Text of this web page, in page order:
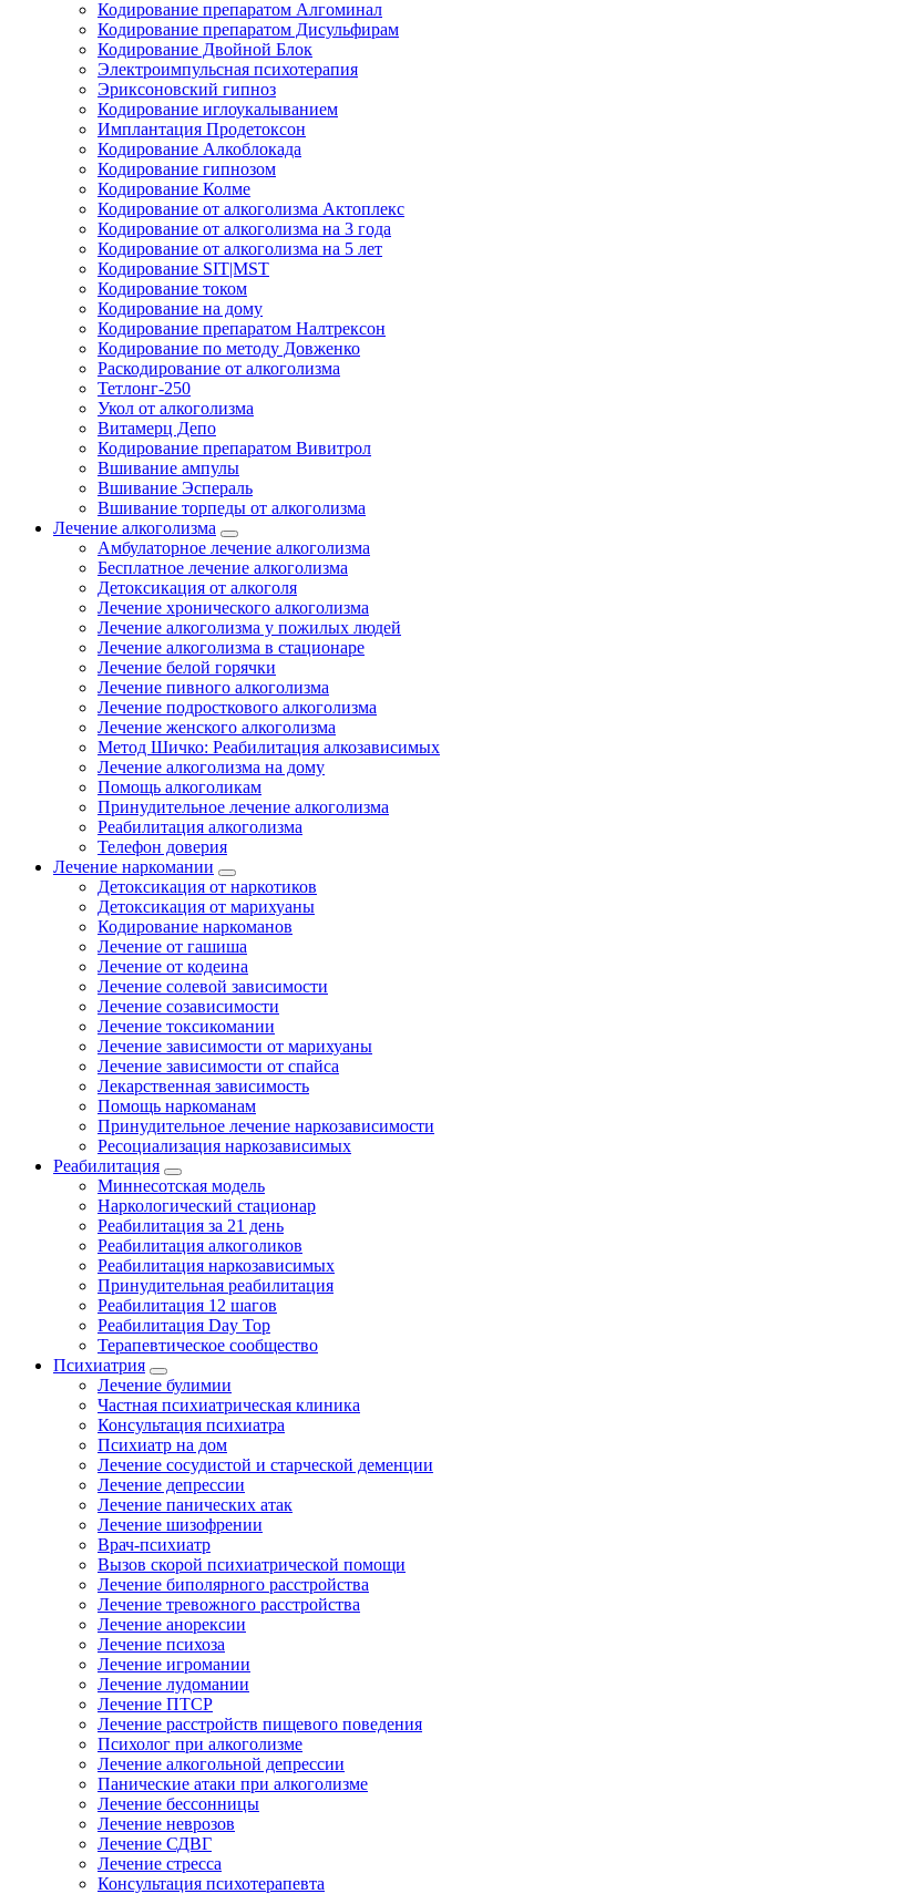
Кодирование препаратом Алгоминал
Кодирование препаратом Дисульфирам
Кодирование Двойной Блок
Электроимпульсная психотерапия
Эриксоновский гипноз
Кодирование иглоукалыванием
Имплантация Продетоксон
Кодирование Алкоблокада
Кодирование гипнозом
Кодирование Колме
Кодирование от алкоголизма Актоплекс
Кодирование от алкоголизма на 3 года
Кодирование от алкоголизма на 5 лет
Кодирование SIT|MST
Кодирование током
Кодирование на дому
Кодирование препаратом Налтрексон
Кодирование по методу Довженко
Раскодирование от алкоголизма
Тетлонг-250
Укол от алкоголизма
Витамерц Депо
Кодирование препаратом Вивитрол
Вшивание ампулы
Вшивание Эспераль
Вшивание торпеды от алкоголизма
Лечение алкоголизма
Амбулаторное лечение алкоголизма
Бесплатное лечение алкоголизма
Детоксикация от алкоголя
Лечение хронического алкоголизма
Лечение алкоголизма у пожилых людей
Лечение алкоголизма в стационаре
Лечение белой горячки
Лечение пивного алкоголизма
Лечение подросткового алкоголизма
Лечение женского алкоголизма
Метод Шичко: Реабилитация алкозависимых
Лечение алкоголизма на дому
Помощь алкоголикам
Принудительное лечение алкоголизма
Реабилитация алкоголизма
Телефон доверия
Лечение наркомании
Детоксикация от наркотиков
Детоксикация от марихуаны
Кодирование наркоманов
Лечение от гашиша
Лечение от кодеина
Лечение солевой зависимости
Лечение созависимости
Лечение токсикомании
Лечение зависимости от марихуаны
Лечение зависимости от спайса
Лекарственная зависимость
Помощь наркоманам
Принудительное лечение наркозависимости
Ресоциализация наркозависимых
Реабилитация
Миннесотская модель
Наркологический стационар
Реабилитация за 21 день
Реабилитация алкоголиков
Реабилитация наркозависимых
Принудительная реабилитация
Реабилитация 12 шагов
Реабилитация Day Top
Терапевтическое сообщество
Психиатрия
Лечение булимии
Частная психиатрическая клиника
Консультация психиатра
Психиатр на дом
Лечение сосудистой и старческой деменции
Лечение депрессии
Лечение панических атак
Лечение шизофрении
Врач-психиатр
Вызов скорой психиатрической помощи
Лечение биполярного расстройства
Лечение тревожного расстройства
Лечение анорексии
Лечение психоза
Лечение игромании
Лечение лудомании
Лечение ПТСР
Лечение расстройств пищевого поведения
Психолог при алкоголизме
Лечение алкогольной депрессии
Панические атаки при алкоголизме
Лечение бессонницы
Лечение неврозов
Лечение СДВГ
Лечение стресса
Консультация психотерапевта